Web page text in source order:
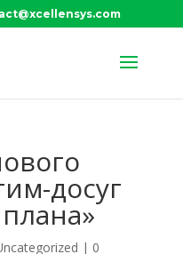
досуг
| 0